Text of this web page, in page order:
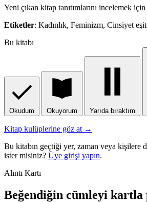
Yeni çıkan kitap tanıtımlarını incelemek için
Etiketler: Kadınlık, Feminizm, Cinsiyet
Bu kitabı
Okudum Okuyorum Yarıda bıraktım
Kitap kulüplerine göz at →
Bu kitabın geçtiği yer, zaman veya kişilere
ister misiniz? Üye girişi yapın.
Alıntı Kartı
Beğendiğin cümleyi kartla